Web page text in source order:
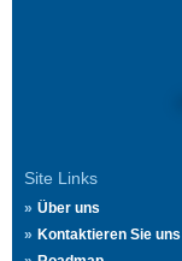
Site Links
Über uns
Kontaktieren Sie uns